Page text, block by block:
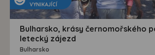
VYNIKAJÍCÍ
Bulharsko, krásy černomořského
letecký zájezd
Bulharsko